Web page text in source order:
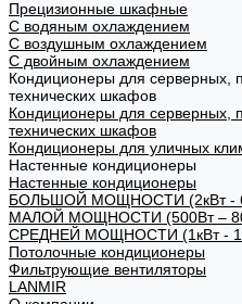
Прецизионные шкафные
С водяным охлаждением
С воздушным охлаждением
С двойным охлаждением
Кондиционеры для серверных,
технических шкафов
Кондиционеры для серверных,
технических шкафов
Кондиционеры для уличных
Настенные кондиционеры
Настенные кондиционеры
БОЛЬШОЙ МОЩНОСТИ (2кВт -
МАЛОЙ МОЩНОСТИ (500Вт –
СРЕДНЕЙ МОЩНОСТИ (1кВт -
Потолочные кондиционеры
Фильтрующие вентиляторы
LANMIR